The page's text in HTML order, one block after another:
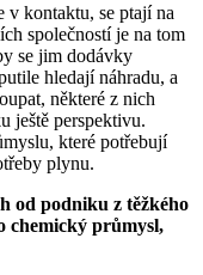
v kontaktu, se ptají na
společností je na tom
se jim dodávky
hledají náhradu, a
některé z nich
ještě perspektivu.
které potřebují
plynu.
od podniku z těžkého
chemický průmysl,